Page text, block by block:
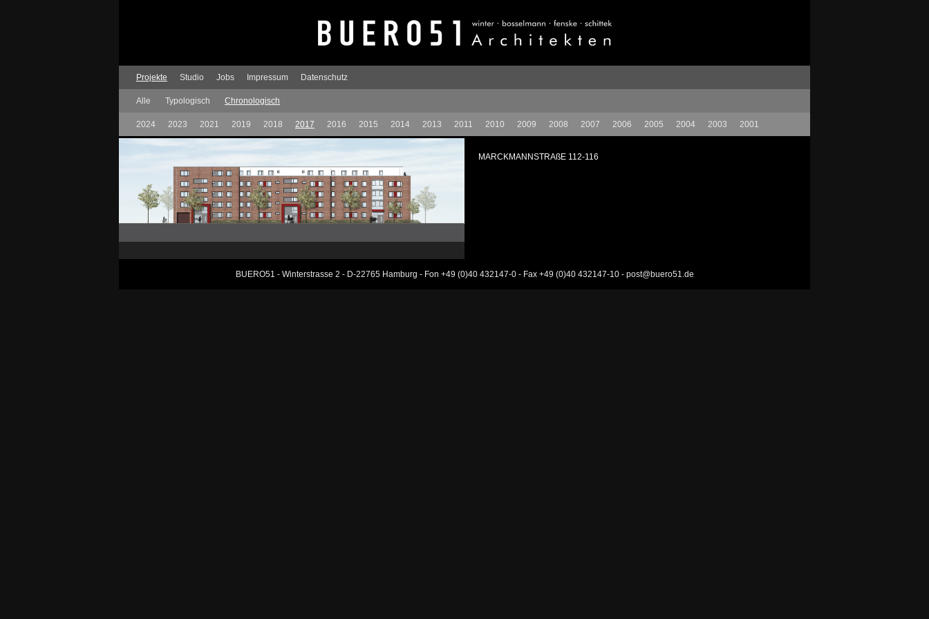
Projekte Studio Jobs Impressum Datenschutz
Alle Typologisch Chronologisch
2024 2023 2021 2019 2018 2017 2016 2015 2014 2013 2011 2010 2009 2008 2007 2006 2005 2004 2003 2001
MARCKMANNSTRAßE 112-116
BUERO51 - Winterstrasse 2 - D-22765 Hamburg - Fon +49 (0)40 432147-0 - Fax +49 (0)40 432147-10 - post@buero51.de